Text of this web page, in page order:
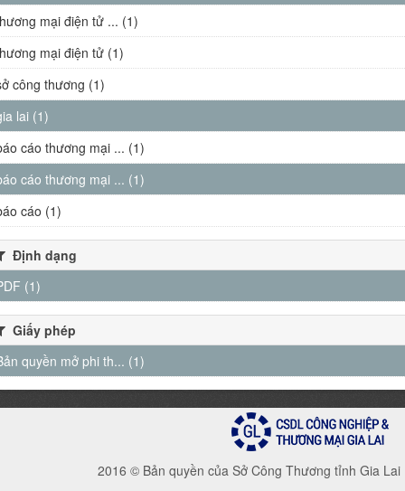
mại điện tử ... (1)
mại điện tử (1)
công thương (1)
lai (1)
cáo thương mại ... (1)
cáo thương mại ... (1)
cáo (1)
Định dạng
(1)
Giấy phép
quyền mở phi th... (1)
2016 © Bản quyền của Sở Công Thương tỉnh Gia Lai